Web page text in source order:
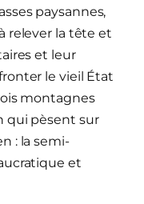
paysannes,
relever la tête et
et leur
le vieil État
montagnes
qui pèsent sur
: la semi-
et